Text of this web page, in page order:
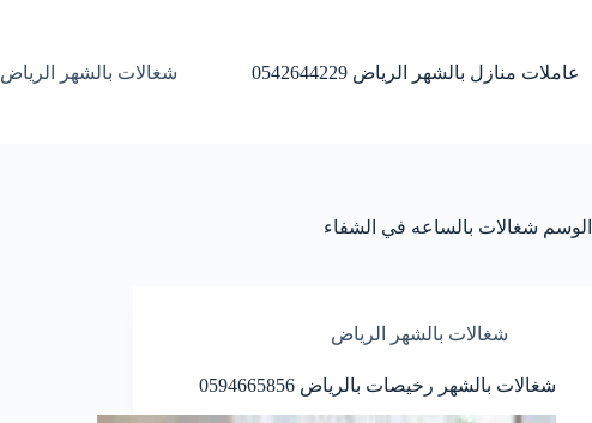
عاملات منازل بالشهر الرياض 0542644229 شغالات بالشهر الرياض
الوسم شغالات بالساعه في الشفاء
شغالات بالشهر الرياض
شغالات بالشهر رخيصات بالرياض 0594665856